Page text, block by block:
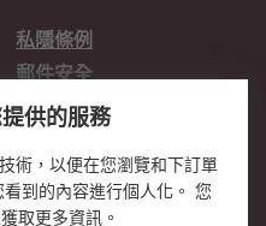
私隱條例
郵件安全
關於RS
供的服務
術，以便在您瀏覽和下訂單
到的內容進行個人化。 您
取更多資訊。